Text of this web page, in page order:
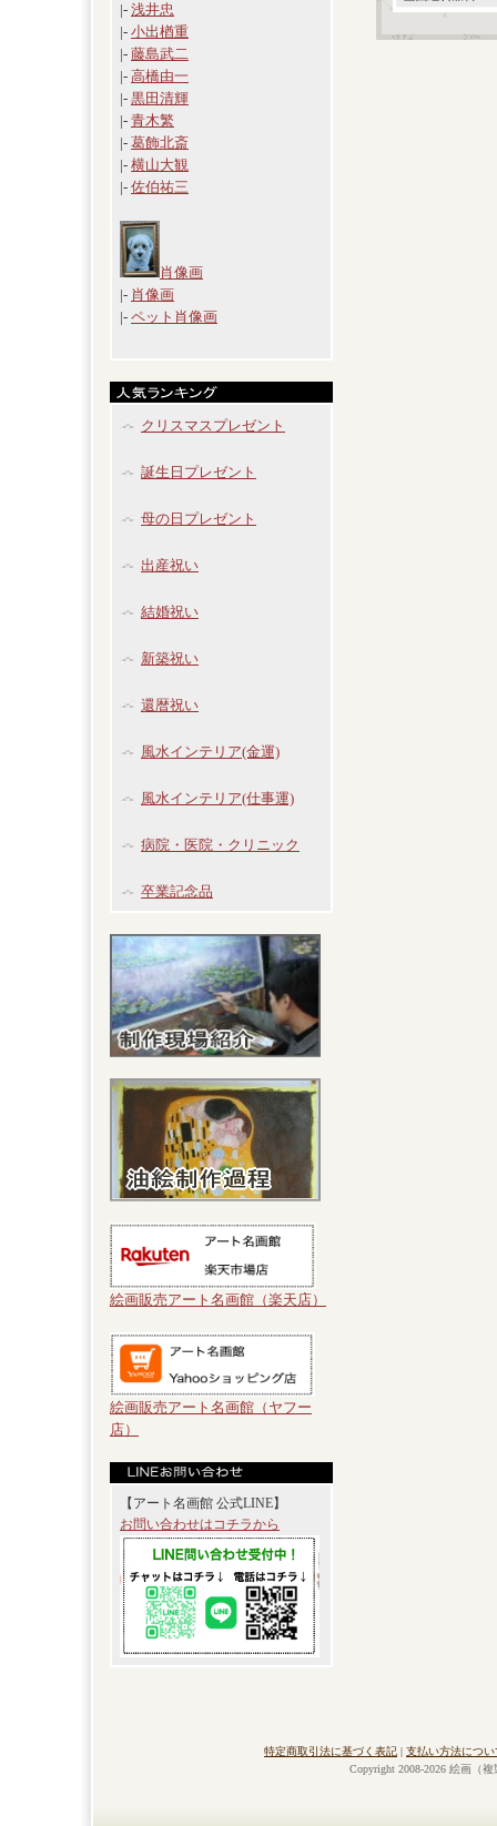
|- 浅井忠
|- 小出楢重
|- 藤島武二
|- 高橋由一
|- 黒田清輝
|- 青木繁
|- 葛飾北斎
|- 横山大観
|- 佐伯祐三
肖像画
|- 肖像画
|- ペット肖像画
クリスマスプレゼント
誕生日プレゼント
母の日プレゼント
出産祝い
結婚祝い
新築祝い
還暦祝い
風水インテリア(金運)
風水インテリア(仕事運)
病院・医院・クリニック
卒業記念品
絵画販売アート名画館（楽天店）
絵画販売アート名画館（ヤフー
店）
【アート名画館 公式LINE】
お問い合わせはコチラから
特定商取引法に基づく表記 | 支払い方法につい
Copyright 2008-2026 絵画（